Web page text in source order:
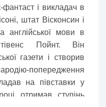
і викладач в
штат Вісконсин і
англійської мови в
Стівенс Пойнт. Він
газети і створив
попередження
на півставки у
отримав ступінь